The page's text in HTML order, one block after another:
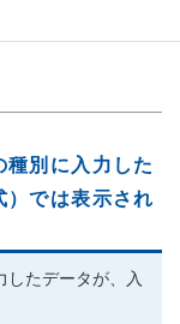
種別に入力した
）では表示され
したデータが、入